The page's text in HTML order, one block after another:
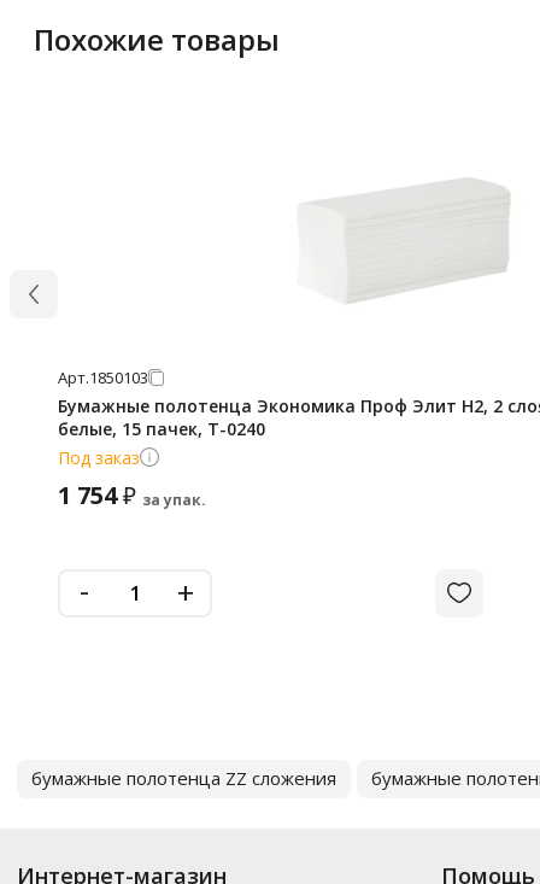
Похожие товары
Арт.1850103
Бумажные полотенца Экономика Проф Элит H2, 2
белые, 15 пачек, Т-0240
Под заказ
1 754₽ за упак.
- +
бумажные полотенца ZZ сложения бумажные
Интернет-магазин Помощь